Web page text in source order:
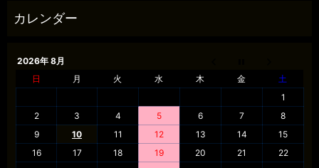
2026年 8月
日
月 火 水 木 金
土
1
2
3 4 5 6 7
8
9
10 11 12 13 14
15
16
17 18 19 20 21
22